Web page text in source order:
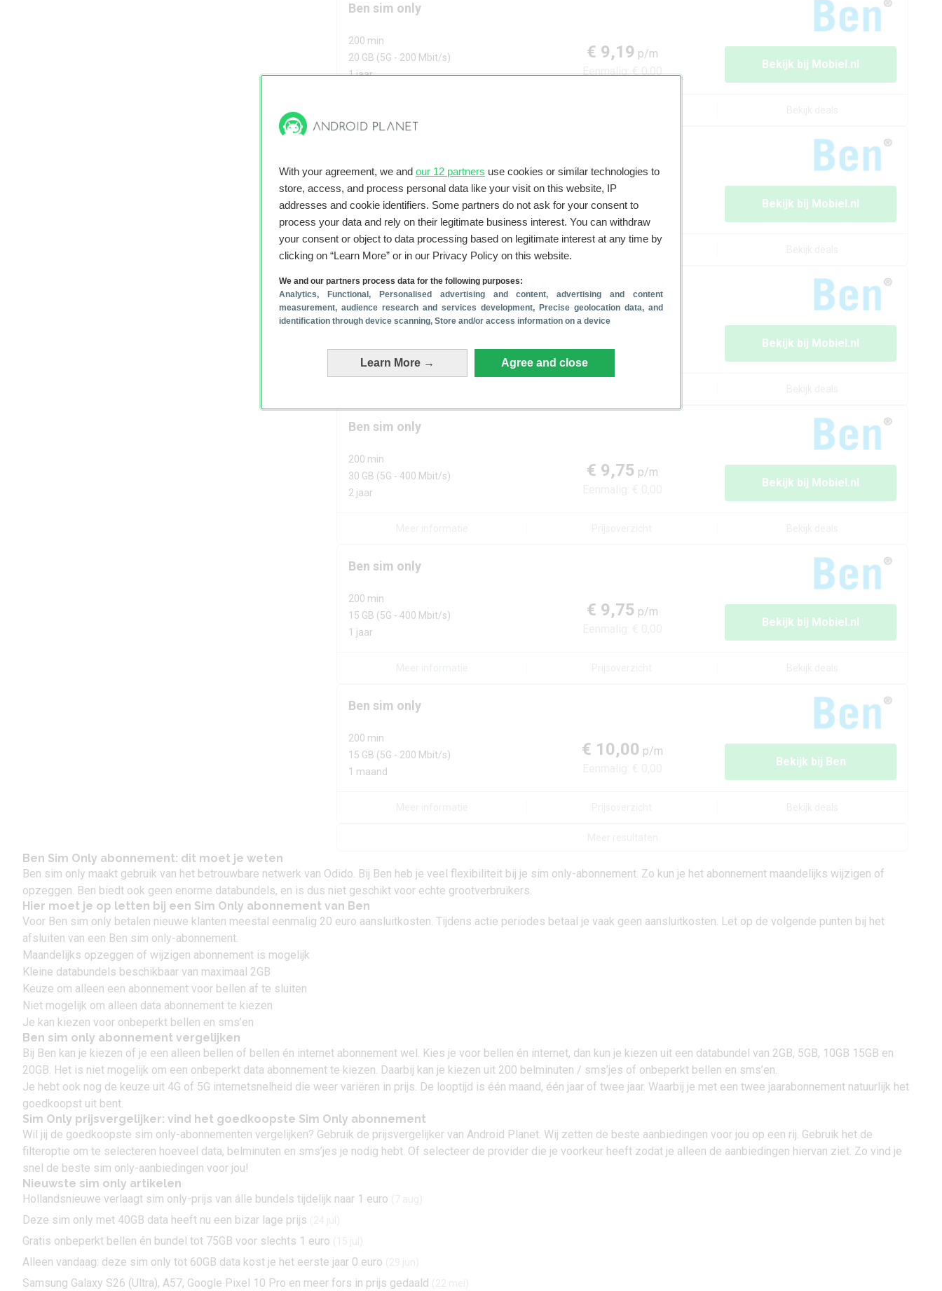
With your agreement, we and our 12 partners use cookies or similar technologies to
store, access, and process personal data like your visit on this website, IP
addresses and cookie identifiers. Some partners do not ask for your consent to
process your data and rely on their legitimate business interest. You can withdraw
your consent or object to data processing based on legitimate interest at any time by
clicking on “Learn More” or in our Privacy Policy on this website.
We and our partners process data for the following purposes:
Analytics, Functional, Personalised advertising and content, advertising and content
measurement, audience research and services development, Precise geolocation data, and
identification through device scanning, Store and/or access information on a device
Learn More → Agree and close
Ben sim only
200 min
20 GB (5G - 200 Mbit/s)
1 jaar
€ 9,19 p/m
Eenmalig:€ 0,00
Bekijk bij Mobiel.nl
200 min
20 GB
(5G - 400 Mbit/s)
€ 9,31
Eenmalig:€ 0,00
Bekijk bij Mobiel.nl
Meer informatie
Bensim only
onbeperkt min
2 jaar
Eenmalig:
Bekijk bij Mobiel.nl
Ben sim only
200 min
30 GB (5G - 400 Mbit/s)
2 jaar
€ 9,75 p/m
Bekijk bij Mobiel.nl
Ben sim only
200 min
15 GB (5G - 400 Mbit/s)
1 jaar
€ 9,75 p/m
Bekijk bij Mobiel.nl
Ben sim only
200 min
15 GB (5G - 200 Mbit/s)
1 maand
€ 10,00 p/m
Bekijk bij Ben
Ben Sim Only abonnement: dit moet je weten
Ben sim only maakt gebruik van het betrouwbare netwerk van Odido. Bij Ben heb je veel flexibiliteit bij je sim only-abonnement. Zo kun je het abonnement maandelijks wijzigen of
opzeggen. Ben biedt ook geen enorme databundels, en is dus niet geschikt voor echte grootverbruikers.
Hier moet je op letten bij een Sim Only abonnement van Ben
Voor Ben sim only betalen nieuwe klanten meestal eenmalig 20 euro aansluitkosten. Tijdens actie periodes betaal je vaak geen aansluitkosten. Let op de volgende punten bij het
afsluiten van een Ben sim only-abonnement.
Maandelijks opzeggen of wijzigen abonnement is mogelijk
Kleine databundels beschikbaar van maximaal 2GB
Keuze om alleen een abonnement voor bellen af te sluiten
Niet mogelijk om alleen data abonnement te kiezen
Je kan kiezen voor onbeperkt bellen en sms’en
Ben sim only abonnement vergelijken
Bij Ben kan je kiezen of je een alleen bellen of bellen én internet abonnement wel. Kies je voor bellen én internet, dan kun je kiezen uit een databundel van 2GB, 5GB, 10GB 15GB en
20GB. Het is niet mogelijk om een onbeperkt data abonnement te kiezen. Daarbij kan je kiezen uit 200 belminuten / sms’jes of onbeperkt bellen en sms’en.
Je hebt ook nog de keuze uit 4G of 5G internetsnelheid die weer variëren in prijs. De looptijd is één maand, één jaar of twee jaar. Waarbij je met een twee jaarabonnement natuurlijk het
goedkoopst uit bent.
Sim Only prijsvergelijker: vind het goedkoopste Sim Only abonnement
Wil jij de goedkoopste sim only-abonnementen vergelijken? Gebruik de prijsvergelijker van Android Planet. Wij zetten de beste aanbiedingen voor jou op een rij. Gebruik het de
filteroptie om te selecteren hoeveel data, belminuten en sms’jes je nodig hebt. Of selecteer de provider die je voorkeur heeft zodat je alleen de aanbiedingen hiervan ziet. Zo vind je
snel de beste sim only-aanbiedingen voor jou!
Nieuwste sim only artikelen
Hollandsnieuwe verlaagt sim only-prijs van álle bundels tijdelijk naar 1 euro
Deze sim only met 40GB data heeft nu een bizar lage prijs
Gratis onbeperkt bellen én bundel tot 75GB voor slechts 1 euro
Alleen vandaag: deze sim only tot 60GB data kost je het eerste jaar 0 euro
Samsung Galaxy S26 (Ultra), A57, Google Pixel 10 Pro en meer fors in prijs gedaald